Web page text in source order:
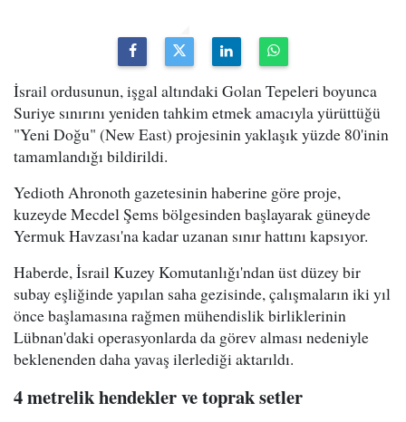
İsrail ordusunun, işgal altındaki Golan Tepeleri boyunca
Suriye sınırını yeniden tahkim etmek amacıyla yürüttüğü
"Yeni Doğu" (New East) projesinin yaklaşık yüzde 80'inin
tamamlandığı bildirildi.
Yedioth Ahronoth gazetesinin haberine göre proje,
kuzeyde Mecdel Şems bölgesinden başlayarak güneyde
Yermuk Havzası'na kadar uzanan sınır hattını kapsıyor.
Haberde, İsrail Kuzey Komutanlığı'ndan üst düzey bir
subay eşliğinde yapılan saha gezisinde, çalışmaların iki yıl
önce başlamasına rağmen mühendislik birliklerinin
Lübnan'daki operasyonlarda da görev alması nedeniyle
beklenenden daha yavaş ilerlediği aktarıldı.
4 metrelik hendekler ve toprak setler